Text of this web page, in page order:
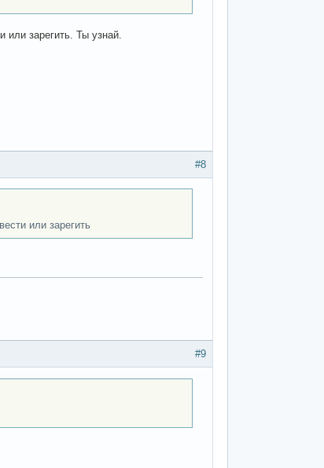
или зарегить. Ты узнай.
#8
или зарегить
#9